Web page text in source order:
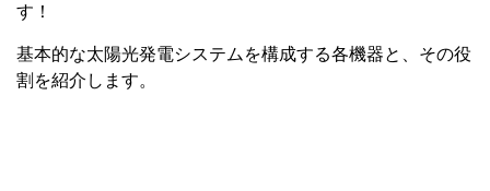
す！
基本的な太陽光発電システムを構成する各機器と、その役
割を紹介します。